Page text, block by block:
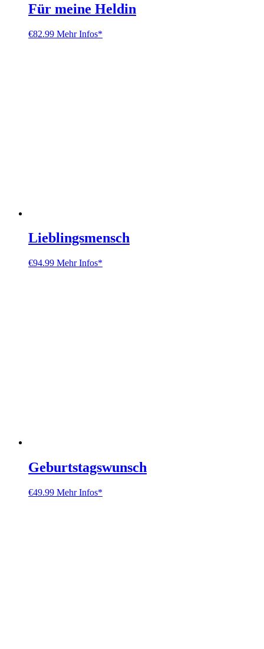
Für meine Heldin
€82.99 Mehr Infos*
Lieblingsmensch
€94.99 Mehr Infos*
Geburtstagswunsch
€49.99 Mehr Infos*